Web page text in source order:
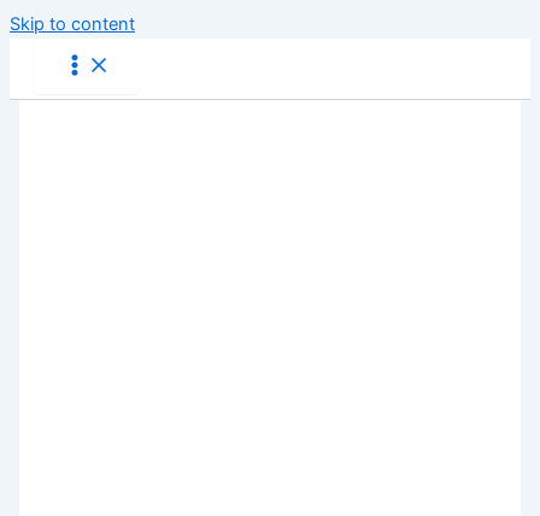
Skip to content